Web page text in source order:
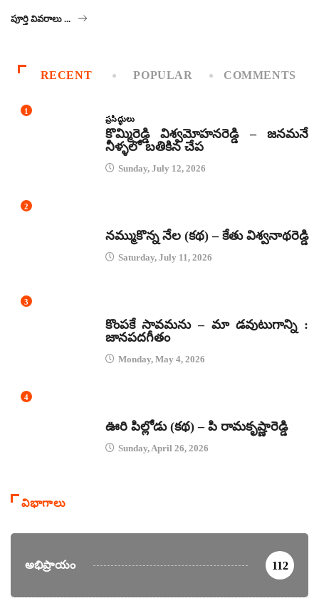
పూర్తి వివరాలు ...
RECENT POPULAR COMMENTS
1
ప్రసిద్ధులు
కొమ్మిరెడ్డి విశ్వమోహనరెడ్డి – జనమనే
నీళ్ళలో బతికిన చేప
Sunday, July 12, 2026
2
నమ్ముకొన్న నేల (కథ) – కేతు విశ్వనాథరెడ్డి
Saturday, July 11, 2026
3
కొంపకే సావమను – మా డవుటుగాన్ని :
జానపదగీతం
Monday, May 4, 2026
4
ఊరి పిల్లోడు (కథ) – పి రామకృష్ణారెడ్డి
Sunday, April 26, 2026
విభాగాలు
అభిప్రాయం 112